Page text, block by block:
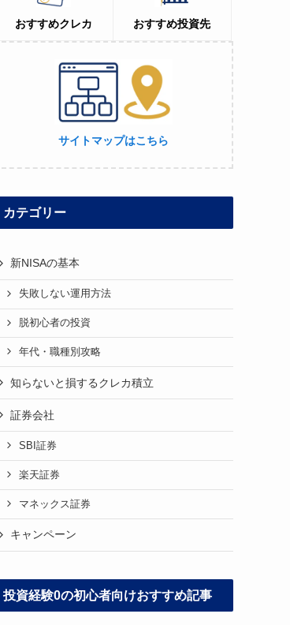
おすすめクレカ おすすめ投資先
サイトマップはこちら
カテゴリー
新NISAの基本
失敗しない運用方法
脱初心者の投資
年代・職種別攻略
知らないと損するクレカ積立
証券会社
SBI証券
楽天証券
マネックス証券
キャンペーン
投資経験0の初心者向けおすすめ記事